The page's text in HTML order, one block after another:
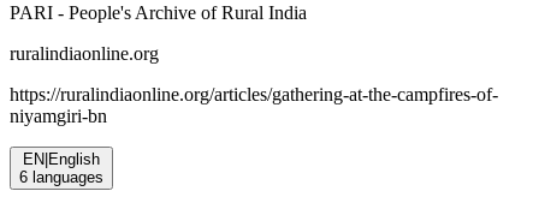
PARI - People's Archive of Rural India
ruralindiaonline.org
https://ruralindiaonline.org/articles/gathering-at-the-campfires-of-
niyamgiri-bn
EN English
6 languages